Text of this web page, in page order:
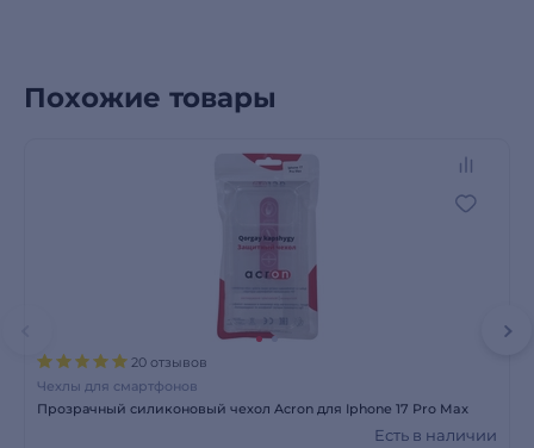
Похожие товары
20 отзывов
Чехлы для смартфонов
Прозрачный силиконовый чехол Acron для Iphone 17 Pro Max
Есть в наличии